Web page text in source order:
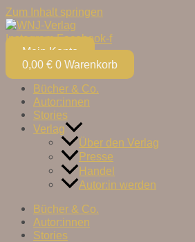
Zum Inhalt springen
Instagram Facebook-f
Mein Konto
0,00 € 0 Warenkorb
Bücher & Co.
Autor:innen
Stories
Verlag
Über den Verlag
Presse
Handel
Autor:in werden
Bücher & Co.
Autor:innen
Stories